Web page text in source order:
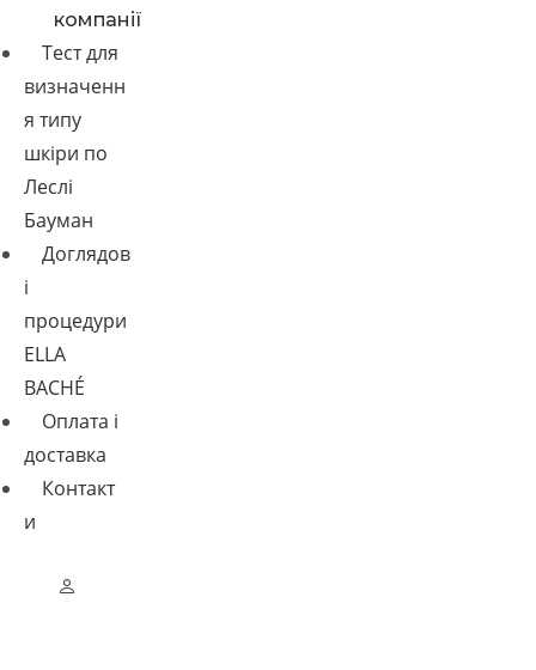
компанії
Тест для
визначенн
я типу
шкіри по
Леслі
Бауман
Доглядов
і
процедури
ELLA
BACHÉ
Оплата і
доставка
Контакт
и